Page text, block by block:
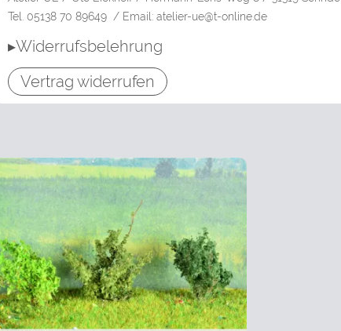
Tel. 05138 70 89649 / Email: atelier-ue@t-online.de
▸Widerrufsbelehrung
Vertrag widerrufen